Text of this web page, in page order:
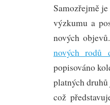
Samozřejmě
výzkumu a
nových objevů.
nových rodů
popisováno
platných
což